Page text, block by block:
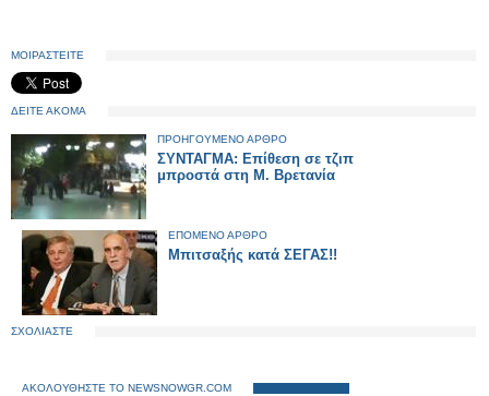
ΜΟΙΡΑΣΤΕΙΤΕ
ΔΕΙΤΕ ΑΚΟΜΑ
ΠΡΟΗΓΟΥΜΕΝΟ ΑΡΘΡΟ
ΣΥΝΤΑΓΜΑ: Επίθεση σε τζιπ
μπροστά στη Μ. Βρετανία
ΕΠΟΜΕΝΟ ΑΡΘΡΟ
Μπιτσαξής κατά ΣΕΓΑΣ!!
ΣΧΟΛΙΑΣΤΕ
ΑΚΟΛΟΥΘΗΣΤΕ ΤΟ NEWSNOWGR.COM